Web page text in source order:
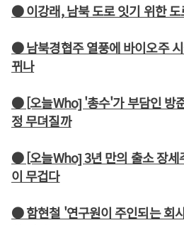
● 이강래, 남북 도로 잇기 위한 도
● 남북경협주 열풍에 바이오주
뀌나
● [오늘Who] '총수'가 부담인 방
정 무뎌질까
● [오늘Who] 3년 만의 출소 장세
이 무겁다
● 함현철 '연구원이 주인되는 회